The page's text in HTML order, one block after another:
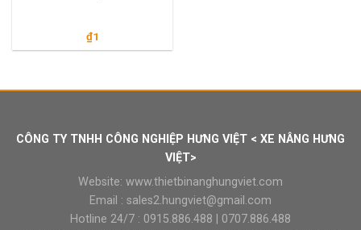
₫1
CÔNG TY TNHH CÔNG NGHIỆP HƯNG VIỆT < XE NÂNG HƯNG
VIỆT>
Website: www.thietbinanghungviet.com
Email : sales2.hungviet@gmail.com
Hotline 24/7 : 0915.886.488
0707.886.488